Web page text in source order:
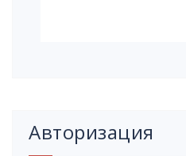
Авторизация